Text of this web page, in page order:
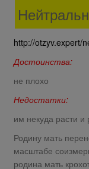
http://otzyv.expert/
Достоинства:
не плохо
Недостатки:
им некуда расти и
Родину мать
масштабе
родина мать